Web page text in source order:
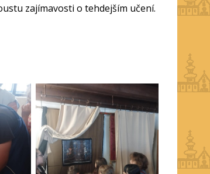
zajímavosti o tehdejším učení.